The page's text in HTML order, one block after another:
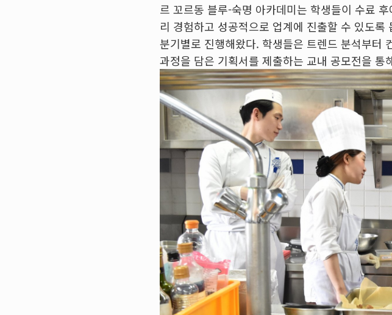
르 꼬르동 블루-숙명 아카데미는 학생들이 수료
리 경험하고 성공적으로 업계에 진출할 수 있도
분기별로 진행해왔다. 학생들은 트렌드 분석부터
과정을 담은 기획서를 제출하는 교내 공모전을 통